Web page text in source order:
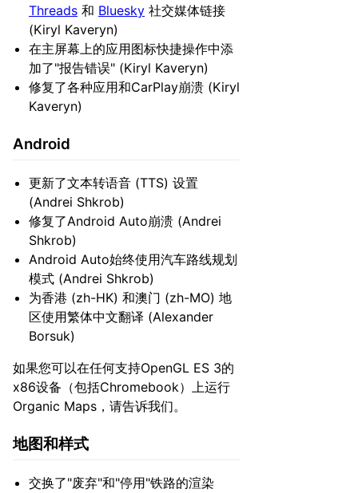
Threads 和 Bluesky 社交媒体链接
(Kiryl Kaveryn)
在主屏幕上的应用图标快捷操作中添
加了"报告错误" (Kiryl Kaveryn)
修复了各种应用和CarPlay崩溃 (Kiryl
Kaveryn)
Android
更新了文本转语音 (TTS) 设置
(Andrei Shkrob)
修复了Android Auto崩溃 (Andrei
Shkrob)
Android Auto始终使用汽车路线规划
模式 (Andrei Shkrob)
为香港 (zh-HK) 和澳门 (zh-MO) 地
区使用繁体中文翻译 (Alexander
Borsuk)
如果您可以在任何支持OpenGL ES 3的
x86设备（包括Chromebook）上运行
Organic Maps，请告诉我们。
地图和样式
交换了"废弃"和"停用"铁路的渲染